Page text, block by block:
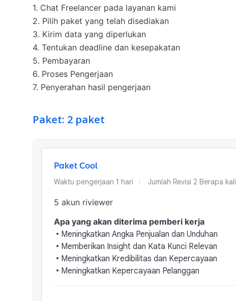
1. Chat Freelancer pada layanan kami
2. Pilih paket yang telah disediakan
3. Kirim data yang diperlukan
4. Tentukan deadline dan kesepakatan
5. Pembayaran
6. Proses Pengerjaan
7. Penyerahan hasil pengerjaan
Paket: 2 paket
Paket Cool
Waktu pengerjaan 1 hari Jumlah Revisi 2 Berapa kali
5 akun riviewer
Apa yang akan diterima pemberi kerja
• Meningkatkan Angka Penjualan dan Unduhan
• Memberikan Insight dan Kata Kunci Relevan
• Meningkatkan Kredibilitas dan Kepercayaan
• Meningkatkan Kepercayaan Pelanggan